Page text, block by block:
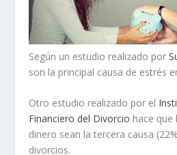
Según un estudio realizado por
son la principal causa de estrés
Otro estudio realizado por el
Financiero del Divorcio hace que
dinero sean la tercera causa
divorcios.